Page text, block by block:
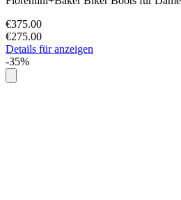
€375.00
€275.00
Details für anzeigen
-35%